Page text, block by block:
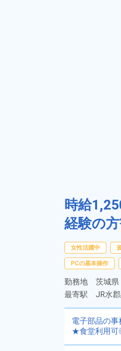
時給
経験の
女性活躍中
PCの基本操作
勤務地 茨城
最寄駅 JR水
電子部品の
★食堂利用可